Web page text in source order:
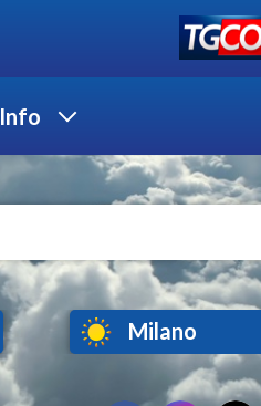
Info
Milano